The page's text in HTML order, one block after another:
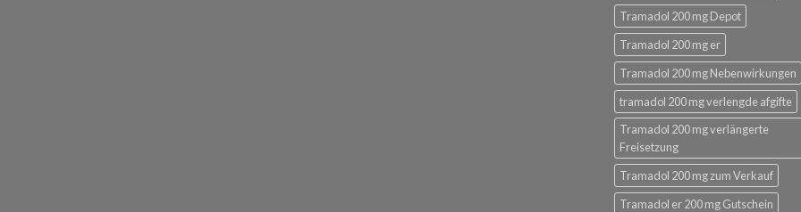
Tramadol 200 mg Depot
Tramadol 200 mg er
Tramadol 200 mg Nebenwirkungen
tramadol 200 mg verlengde afgifte
Tramadol 200 mg verlängerte
Freisetzung
Tramadol 200 mg zum Verkauf
Tramadol er 200 mg Gutschein